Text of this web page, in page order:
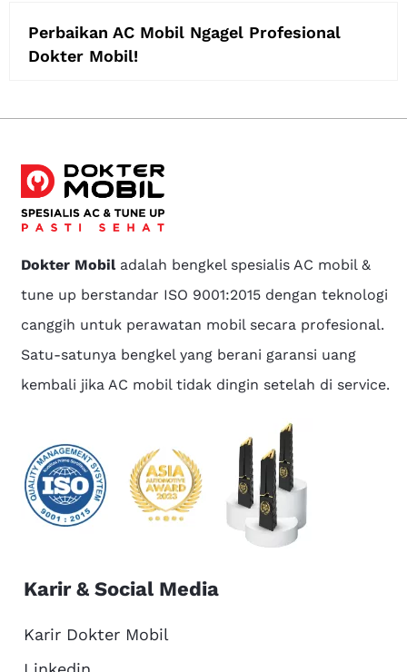
Perbaikan AC Mobil Ngagel Profesional
Dokter Mobil!
Dokter Mobiladalah bengkel spesialis AC mobil &
tune up berstandar ISO 9001:2015 dengan teknologi
canggih untuk perawatan mobil secara profesional.
Satu-satunya bengkel yang berani garansi uang
kembali jika AC mobil tidak dingin setelah di service.
Karir & Social Media
Karir Dokter Mobil